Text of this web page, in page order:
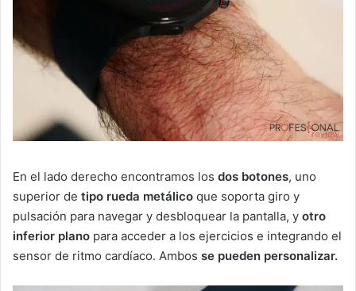
En el lado derecho encontramos los dos botones, uno
superior de tipo rueda metálico que soporta giro y
pulsación para navegar y desbloquear la pantalla, y otro
inferior plano para acceder a los ejercicios e integrando el
sensor de ritmo cardíaco. Ambos se pueden personalizar.